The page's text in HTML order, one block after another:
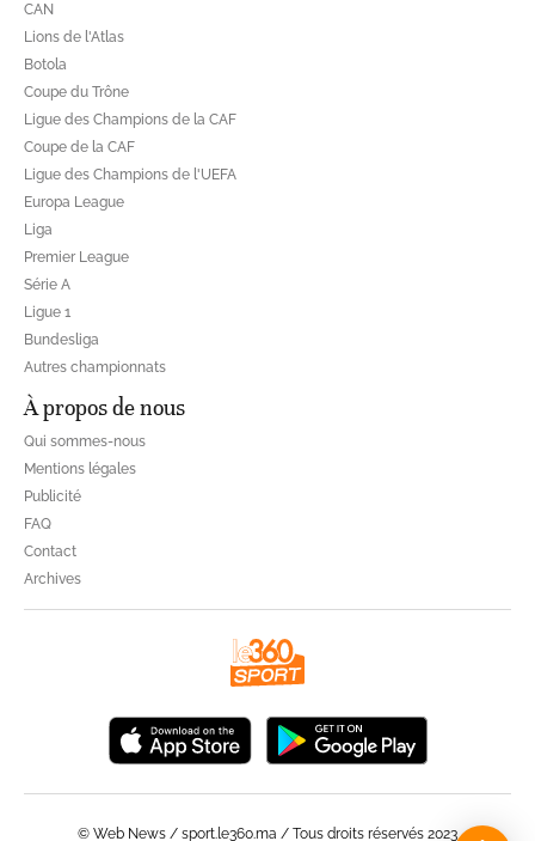
CAN
Lions de l'Atlas
Botola
Coupe du Trône
Ligue des Champions de la CAF
Coupe de la CAF
Ligue des Champions de l'UEFA
Europa League
Liga
Premier League
Série A
Ligue 1
Bundesliga
Autres championnats
À propos de nous
Qui sommes-nous
Mentions légales
Publicité
FAQ
Contact
Archives
© Web News / sport.le360.ma / Tous droits réservés 2023